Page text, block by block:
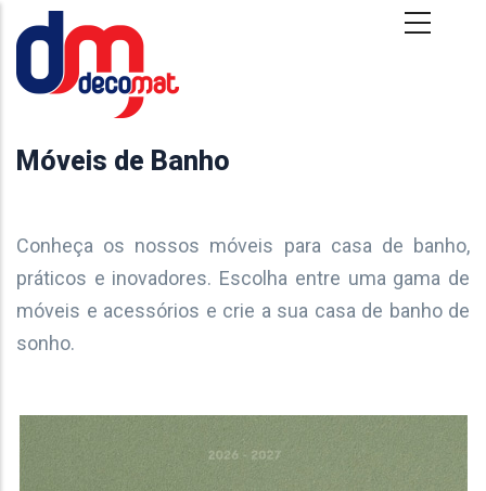
Passar para o conteúdo principal
Móveis de Banho
Conheça os nossos móveis para casa de banho,
práticos e inovadores. Escolha entre uma gama de
móveis e acessórios e crie a sua casa de banho de
sonho.